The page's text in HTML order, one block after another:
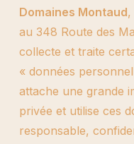
Domaines Montaud,
au 348 Route des
collecte et traite
« données
attache une grande
privée et utilise ces
responsable,